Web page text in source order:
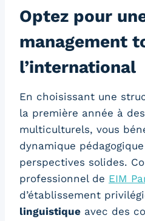
Optez pour
management
l’international
En choisissant une
la première année à
multiculturels, vous
dynamique
perspectives solides.
professionnel de EIM
d’établissement
linguistique avec des